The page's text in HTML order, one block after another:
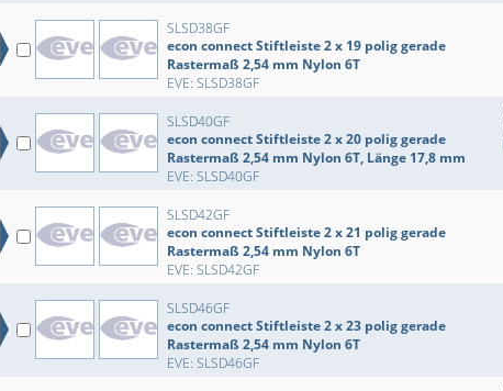
SLSD38GF
econ connect Stiftleiste 2 x 19 polig gerade
Rastermaß 2,54 mm Nylon 6T
EVE: SLSD38GF
SLSD40GF
econ connect Stiftleiste 2 x 20 polig gerade
Rastermaß 2,54 mm Nylon 6T, Länge 17,8 mm
EVE: SLSD40GF
SLSD42GF
econ connect Stiftleiste 2 x 21 polig gerade
Rastermaß 2,54 mm Nylon 6T
EVE: SLSD42GF
SLSD46GF
econ connect Stiftleiste 2 x 23 polig gerade
Rastermaß 2,54 mm Nylon 6T
EVE: SLSD46GF